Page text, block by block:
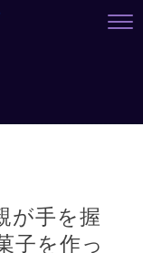
が手を握
子を作っ